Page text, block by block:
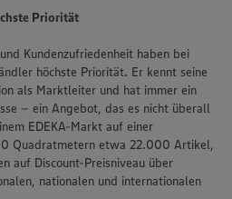
Technologien ein, um Ihnen
Priorität
Kundenzufriedenheit haben bei
höchste Priorität. Er kennt seine
als Marktleiter und hat immer ein
– ein Angebot, das es nicht überall
EDEKA-Markt auf einer
Quadratmetern etwa 22.000 Artikel,
auf Discount-Preisniveau über
nationalen und internationalen